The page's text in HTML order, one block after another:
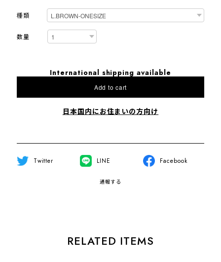
種類
数量
International shipping available
Add to cart
日本国内にお住まいの方向け
Twitter LINE Facebook
通報する
RELATED ITEMS